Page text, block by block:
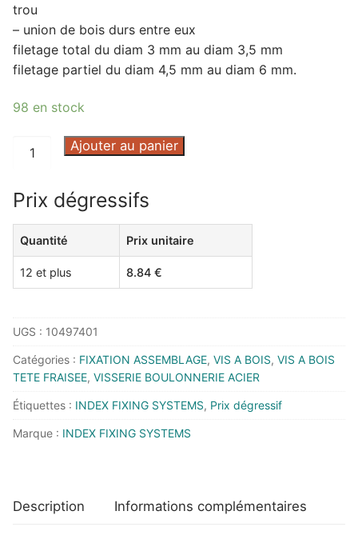
trou
– union de bois durs entre eux
filetage total du diam 3 mm au diam 3,5 mm
filetage partiel du diam 4,5 mm au diam 6 mm.
98 en stock
quantité
TETE
FRAISEE
TORX
GAMME
TP-
4,5/30
BTE
500
-
TPTO45030
SYSTEMS
Ajouter au panier
Prix dégressifs
Quantité Prix unitaire
12 et plus 8.84 €
UGS : 10497401
Catégories : FIXATION ASSEMBLAGE, VIS A BOIS, VIS A BOIS
TETE FRAISEE, VISSERIE BOULONNERIE ACIER
Étiquettes : INDEX FIXING SYSTEMS, Prix dégressif
Marque : INDEX FIXING SYSTEMS
Description Informations complémentaires